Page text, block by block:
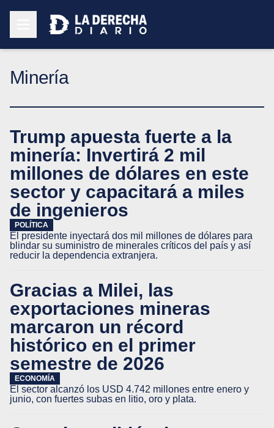
Minería
Trump apuesta fuerte a la
minería: Invertirá 2 mil
millones de dólares en este
sector y capacitará a miles
de ingenieros
POLÍTICA
El presidente inyectará dos mil millones de dólares para
blindar su suministro de minerales críticos del país y así
reducir la dependencia extranjera.
Gracias a Milei, las
exportaciones mineras
marcaron un récord
histórico en el primer
semestre de 2026
ECONOMÍA
El sector alcanzó los USD 4.742 millones entre enero y
junio, con fuertes subas en litio, oro y plata.